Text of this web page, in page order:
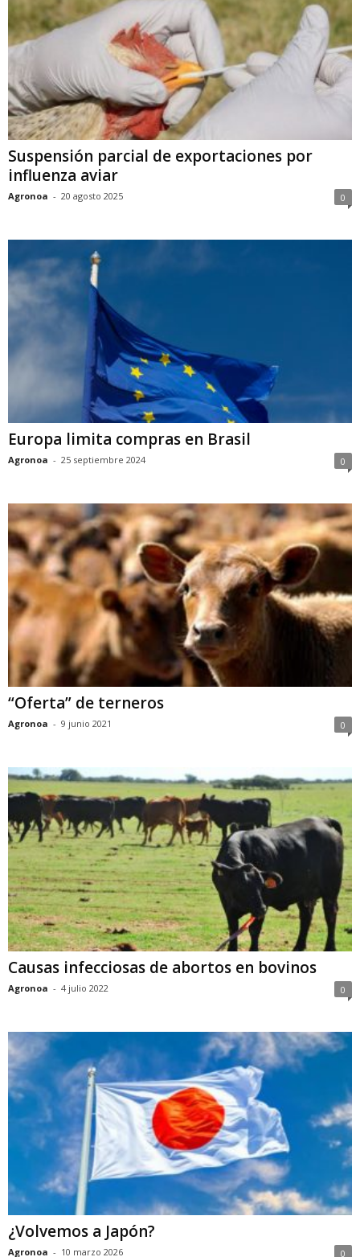
Suspensión parcial de exportaciones por
influenza aviar
Agronoa - 20 agosto 2025 0
Europa limita compras en Brasil
Agronoa - 25 septiembre 2024 0
“Oferta” de terneros
Agronoa - 9 junio 2021 0
Causas infecciosas de abortos en bovinos
Agronoa - 4 julio 2022 0
¿Volvemos a Japón?
Agronoa - 10 marzo 2026 0